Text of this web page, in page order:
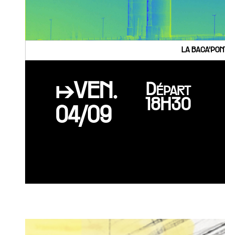
LA
↦VEN.
04/09
Départ
18H30